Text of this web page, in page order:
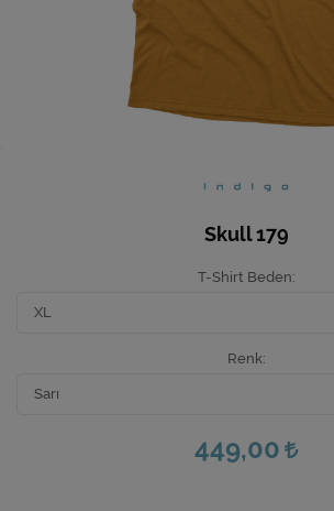
Mutfak
Skull 179
T-Shirt Beden
Renk
449,00